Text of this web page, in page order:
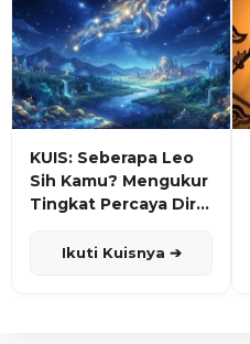
KUIS: Seberapa Leo
Sih Kamu? Mengukur
Tingkat Percaya Diri
Ikuti Kuisnya ➔